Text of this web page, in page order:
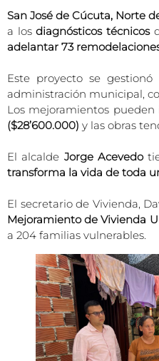
San José de Cúcuta, Norte
a losdiagnósticos técnicos
adelantar 73
Este proyecto se
administración municipal,
Los mejoramientos
($28’600.000) y las obras
El alcalde Jorge Acevedo
transforma la vida de toda
El secretario de Vivienda,
Mejoramiento de Vivienda
a 204 familias vulnerables.